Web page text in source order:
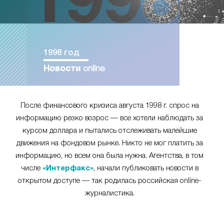
1998 год
Новости online
После финансового кризиса августа 1998 г. спрос на
информацию резко возрос — все хотели наблюдать за
курсом доллара и пытались отслеживать малейшие
движения на фондовом рынке. Никто не мог платить за
информацию, но всем она была нужна. Агентства, в том
числе «Интерфакс», начали публиковать новости в
открытом доступе — так родилась российская online-
журналистика.